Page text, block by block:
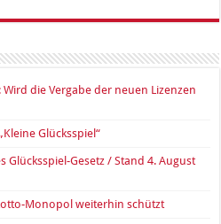
die Vergabe der neuen Lizenzen
Glücksspiel“
Glücksspiel-Gesetz / Stand 4. August
Monopol weiterhin schützt